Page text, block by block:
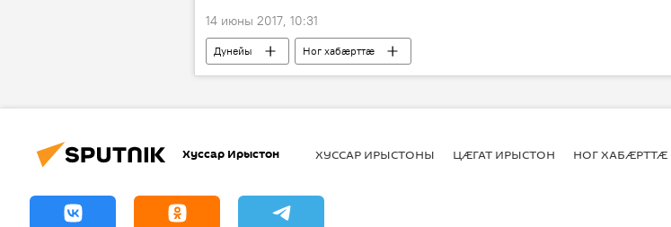
14 июны 2017, 10:31
Дунейы Ног хабӕрттӕ
Хуссар Ирыстон ХУССАР ИРЫСТОНЫ ЦӔГАТ ИРЫСТОН НОГ ХАБӔРТТӔ